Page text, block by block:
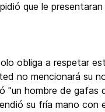
que le
obliga a respetar
no mencionará su
"un hombre de
su fría mano